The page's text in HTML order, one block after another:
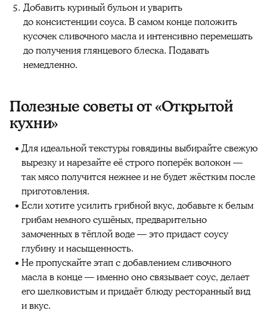
Добавить куриный бульон и уварить
до консистенции соуса. В самом конце положить
кусочек сливочного масла и интенсивно перемешать
до получения глянцевого блеска. Подавать
немедленно.
Полезные советы от «Открытой
кухни»‎
Для идеальной текстуры говядины выбирайте свежую
вырезку и нарезайте её строго поперёк волокон —
так мясо получится нежнее и не будет жёстким после
приготовления.
Если хотите усилить грибной вкус, добавьте к белым
грибам немного сушёных, предварительно
замоченных в тёплой воде — это придаст соусу
глубину и насыщенность.
Не пропускайте этап с добавлением сливочного
масла в конце — именно оно связывает соус, делает
его шелковистым и придаёт блюду ресторанный вид
и вкус.